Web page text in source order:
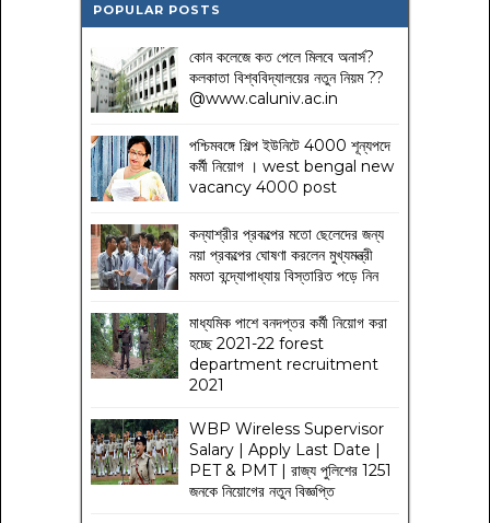
POPULAR POSTS
কোন কলেজে কত পেলে মিলবে অনার্স?
কলকাতা বিশ্ববিদ্যালয়ের নতুন নিয়ম??
@www.caluniv.ac.in
পশ্চিমবঙ্গে শিল্প ইউনিটে 4000 শূন্যপদে
কর্মী নিয়োগ । west bengal new
vacancy 4000 post
কন্যাশ্রীর প্রকল্পের মতো ছেলেদের জন্য
নয়া প্রকল্পের ঘোষণা করলেন মুখ্যমন্ত্রী
মমতা বন্দ্যোপাধ্যায় বিস্তারিত পড়ে নিন
মাধ্যমিক পাশে বনদপ্তর কর্মী নিয়োগ করা
হচ্ছে 2021-22 forest
department recruitment
2021
WBP Wireless Supervisor
Salary | Apply Last Date |
PET & PMT | রাজ্য পুলিশের 1251
জনকে নিয়োগের নতুন বিজ্ঞপ্তি